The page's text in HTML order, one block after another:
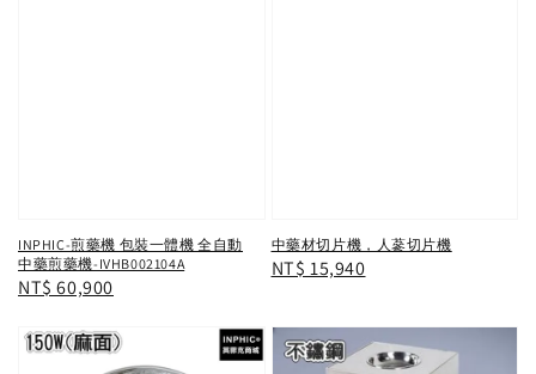
INPHIC-煎藥機 包裝一體機 全自動
中藥煎藥機-IVHB002104A
Regular
NT$ 60,900
中藥材切片機，人蔘切片機
Regular
NT$ 15,940